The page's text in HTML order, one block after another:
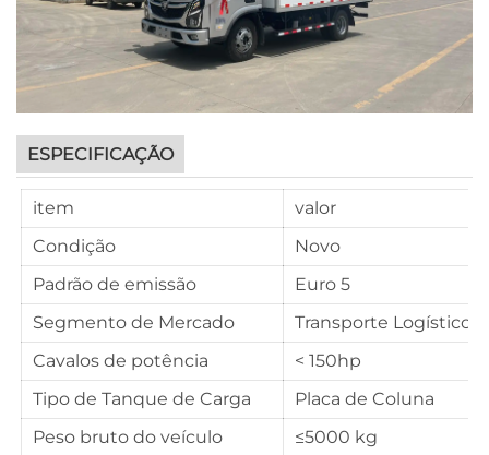
ESPECIFICAÇÃO
item
valor
Condição
Novo
Padrão de emissão
Euro 5
Segmento de Mercado
Transporte Logístico
Cavalos de potência
< 150hp
Tipo de Tanque de Carga
Placa de Coluna
Peso bruto do veículo
≤5000 kg